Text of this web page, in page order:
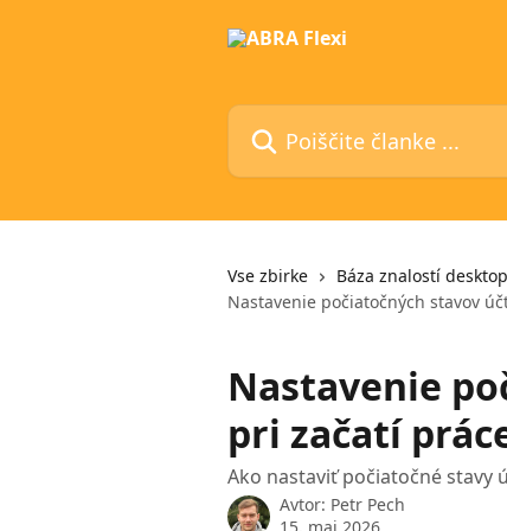
Poiščite članke ...
Vse zbirke Báza znalostí
Nastavenie počiatočných stavov
Nastavenie
pri začatí
Ako nastaviť počiatočné stavy
Avtor: Petr Pech